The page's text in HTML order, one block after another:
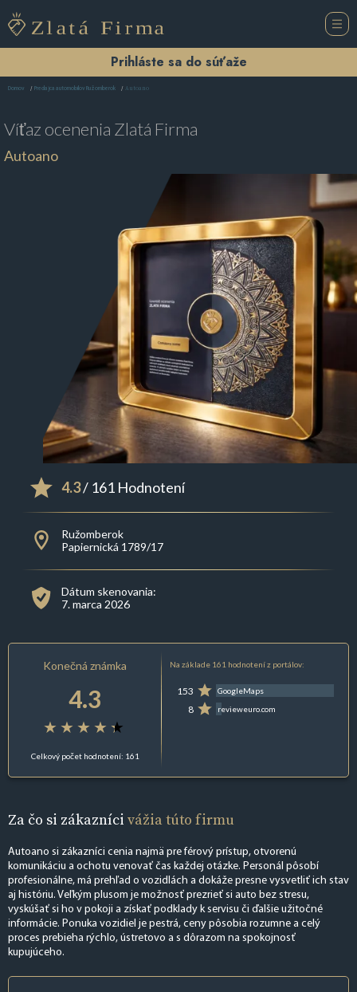
Prihláste sa do súťaže
Domov Predajca automobilov Ružomberok Autoano
Víťaz ocenenia Zlatá Firma
Autoano
4.3/ 161 Hodnotení
Ružomberok
Papiernická 1789/17
Dátum skenovania:
7. marca 2026
Konečná známka
4.3
Celkový počet hodnotení: 161
Na základe 161 hodnotení z portálov:
153 GoogleMaps
8 revieweuro.com
Za čo si zákazníci vážia túto firmu
Autoano si zákazníci cenia najmä pre férový prístup, otvorenú
komunikáciu a ochotu venovať čas každej otázke. Personál pôsobí
profesionálne, má prehľad o vozidlách a dokáže presne vysvetliť ich stav
aj históriu. Veľkým plusom je možnosť prezrieť si auto bez stresu,
vyskúšať si ho v pokoji a získať podklady k servisu či ďalšie užitočné
informácie. Ponuka vozidiel je pestrá, ceny pôsobia rozumne a celý
proces prebieha rýchlo, ústretovo a s dôrazom na spokojnosť
kupujúceho.